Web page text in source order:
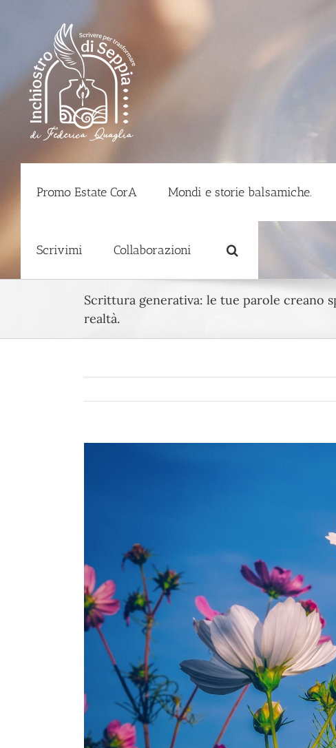
contenuto
Promo Estate CorA Mondi e storie balsamiche.
Scrivimi Collaborazioni
Scrittura generativa: le tue parole creano
realtà.